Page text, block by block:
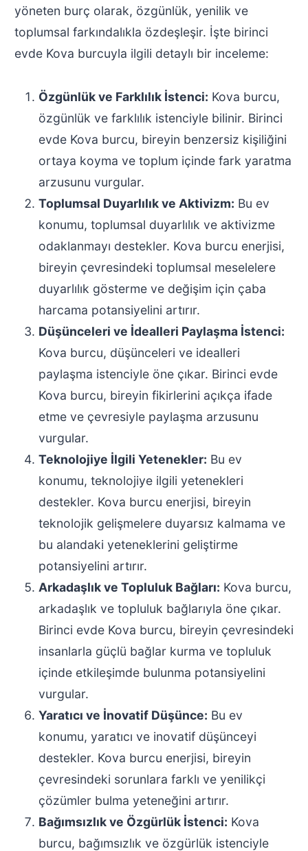
yöneten burç olarak, özgünlük, yenilik ve
toplumsal farkındalıkla özdeşleşir. İşte birinci
evde Kova burcuyla ilgili detaylı bir inceleme:
Özgünlük ve Farklılık İstenci: Kova burcu,
özgünlük ve farklılık istenciyle bilinir. Birinci
evde Kova burcu, bireyin benzersiz kişiliğini
ortaya koyma ve toplum içinde fark yaratma
arzusunu vurgular.
Toplumsal Duyarlılık ve Aktivizm: Bu ev
konumu, toplumsal duyarlılık ve aktivizme
odaklanmayı destekler. Kova burcu enerjisi,
bireyin çevresindeki toplumsal meselelere
duyarlılık gösterme ve değişim için çaba
harcama potansiyelini artırır.
Düşünceleri ve İdealleri Paylaşma İstenci:
Kova burcu, düşünceleri ve idealleri
paylaşma istenciyle öne çıkar. Birinci evde
Kova burcu, bireyin fikirlerini açıkça ifade
etme ve çevresiyle paylaşma arzusunu
vurgular.
Teknolojiye İlgili Yetenekler: Bu ev
konumu, teknolojiye ilgili yetenekleri
destekler. Kova burcu enerjisi, bireyin
teknolojik gelişmelere duyarsız kalmama ve
bu alandaki yeteneklerini geliştirme
potansiyelini artırır.
Arkadaşlık ve Topluluk Bağları: Kova burcu,
arkadaşlık ve topluluk bağlarıyla öne çıkar.
Birinci evde Kova burcu, bireyin çevresindeki
insanlarla güçlü bağlar kurma ve topluluk
içinde etkileşimde bulunma potansiyelini
vurgular.
Yaratıcı ve İnovatif Düşünce: Bu ev
konumu, yaratıcı ve inovatif düşünceyi
destekler. Kova burcu enerjisi, bireyin
çevresindeki sorunlara farklı ve yenilikçi
çözümler bulma yeteneğini artırır.
Bağımsızlık ve Özgürlük İstenci: Kova
burcu, bağımsızlık ve özgürlük istenciyle